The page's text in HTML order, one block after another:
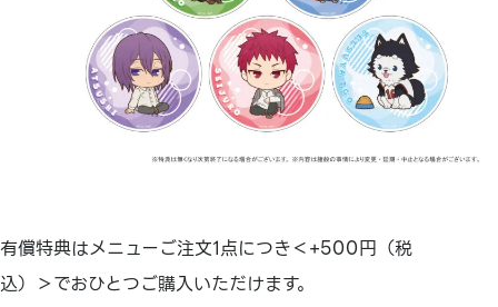
有償特典はメニューご注文1点につき＜+500円（税
込）＞でおひとつご購入いただけます。